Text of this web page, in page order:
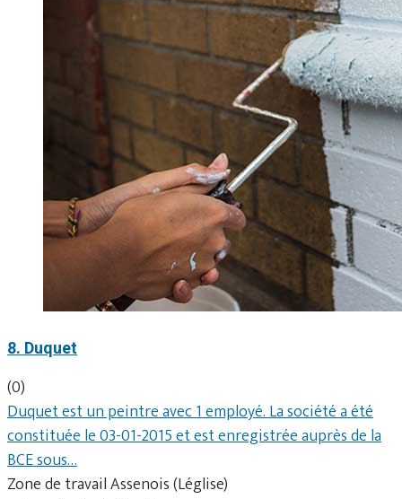
8. Duquet
(0)
Duquet est un peintre avec 1 employé. La société a été
constituée le 03-01-2015 et est enregistrée auprès de la
BCE sous…
Zone de travail Assenois (Léglise)